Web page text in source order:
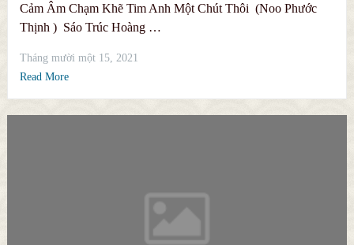
Cảm Âm Chạm Khẽ Tim Anh Một Chút Thôi (Noo Phước
Thịnh ) Sáo Trúc Hoàng …
Tháng mười một 15, 2021
Read More